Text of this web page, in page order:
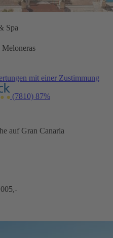
Spa
Meloneras
mit einer Zustimmung
(7810) 87%
auf Gran Canaria